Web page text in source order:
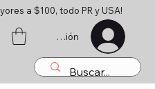
a $100, todo PR y USA!
Iniciar sesión